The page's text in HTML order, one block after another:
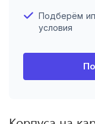
Подберём
условия